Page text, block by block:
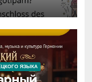
der
ЯЗЫКА